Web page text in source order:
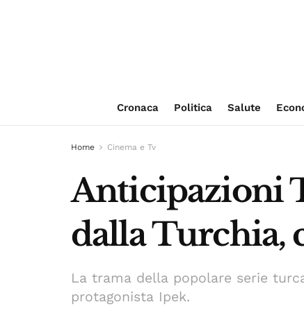
Cronaca Politica Salute
Home Cinema e Tv
Anticipazioni
dalla Turchia,
La trama della popolare serie
protagonista Ipek.